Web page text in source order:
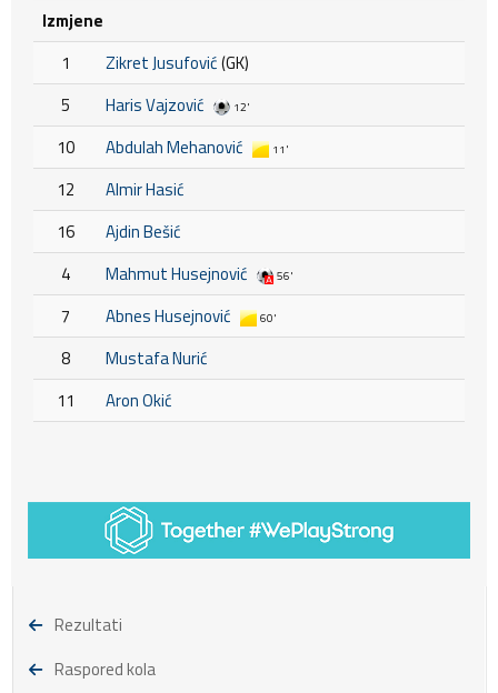
Izmjene
1
Zikret Jusufović(GK)
5
Haris Vajzović 12'
10 Abdulah Mehanović 11'
12
Almir Hasić
16
Ajdin Bešić
4
Mahmut Husejnović 56'
7 Abnes Husejnović 60'
8
Mustafa Nurić
11
Aron Okić
Rezultati
Raspored kola